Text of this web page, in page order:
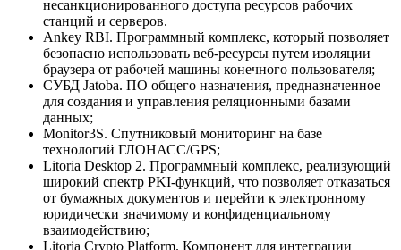
несанкционированного доступа ресурсов рабочих
станций и серверов.
Ankey RBI. Программный комплекс, который позволяет
безопасно использовать веб-ресурсы путем изоляции
браузера от рабочей машины конечного пользователя;
СУБД Jatoba. ПО общего назначения, предназначенное
для создания и управления реляционными базами
данных;
Monitor3S. Спутниковый мониторинг на базе
технологий ГЛОНАСС/GPS;
Litoria Desktop 2. Программный комплекс, реализующий
широкий спектр PKI-функций, что позволяет отказаться
от бумажных документов и перейти к электронному
юридически значимому и конфиденциальному
взаимодействию;
Litoria Crypto Platform. Компонент для интеграции